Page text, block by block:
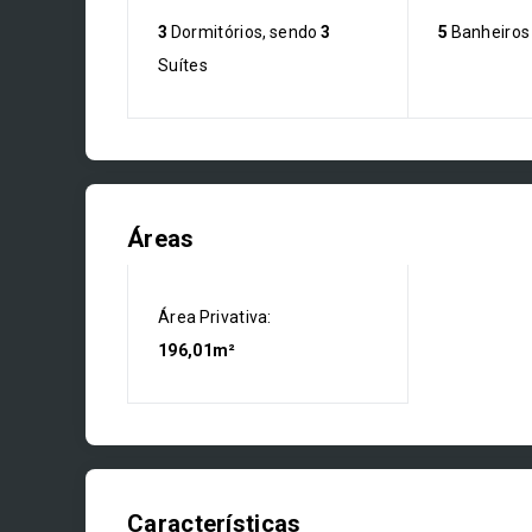
3 Dormitórios, sendo3
Suítes
5 Banheiros
Áreas
Área Privativa:
196,01m²
Características